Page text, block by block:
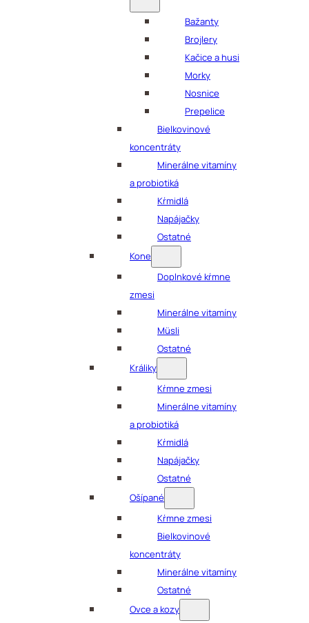
Bažanty
Brojlery
Kačice a husi
Morky
Nosnice
Prepelice
Bielkovinové
koncentráty
Minerálne vitamíny
a probiotiká
Kŕmidlá
Napájačky
Ostatné
Kone
Doplnkové kŕmne
zmesi
Minerálne vitamíny
Müsli
Ostatné
Králiky
Kŕmne zmesi
Minerálne vitamíny
a probiotiká
Kŕmidlá
Napájačky
Ostatné
Ošípané
Kŕmne zmesi
Bielkovinové
koncentráty
Minerálne vitamíny
Ostatné
Ovce a kozy